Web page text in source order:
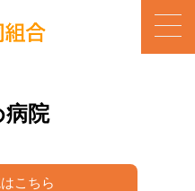
病院
こちら